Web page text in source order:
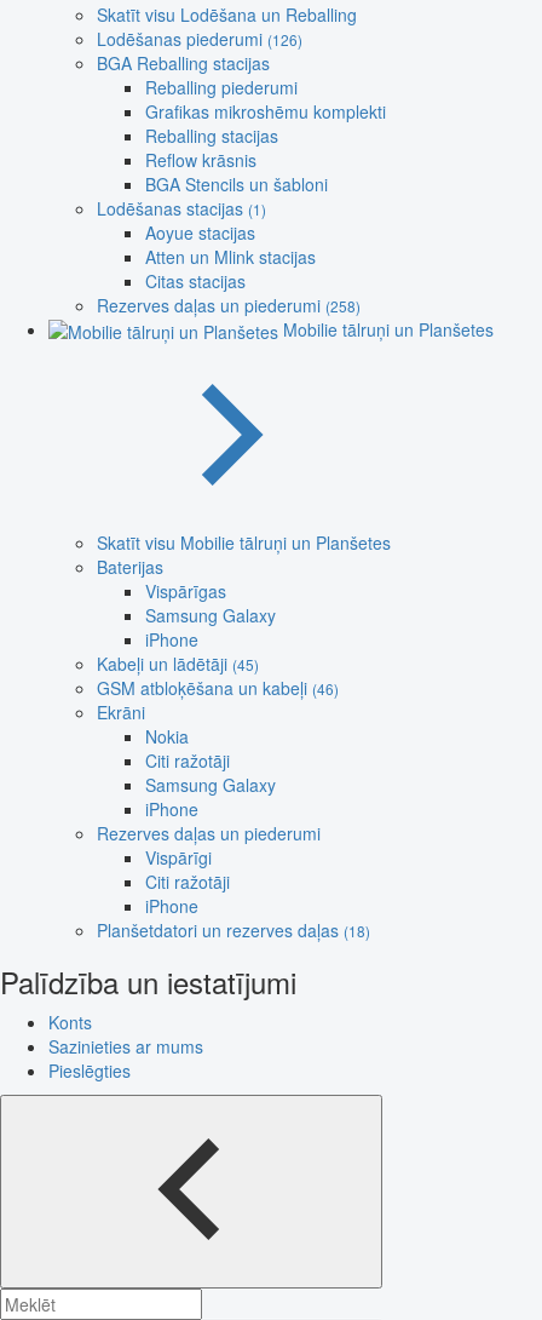
Skatīt visu Lodēšana un Reballing
Lodēšanas piederumi (126)
BGA Reballing stacijas
Reballing piederumi
Grafikas mikroshēmu komplekti
Reballing stacijas
Reflow krāsnis
BGA Stencils un šabloni
Lodēšanas stacijas (1)
Aoyue stacijas
Atten un Mlink stacijas
Citas stacijas
Rezerves daļas un piederumi (258)
Mobilie tālruņi un Planšetes
Skatīt visu Mobilie tālruņi un Planšetes
Baterijas
Vispārīgas
Samsung Galaxy
iPhone
Kabeļi un lādētāji (45)
GSM atbloķēšana un kabeļi (46)
Ekrāni
Nokia
Citi ražotāji
Samsung Galaxy
iPhone
Rezerves daļas un piederumi
Vispārīgi
Citi ražotāji
iPhone
Planšetdatori un rezerves daļas (18)
Palīdzība un iestatījumi
Konts
Sazinieties ar mums
Pieslēgties